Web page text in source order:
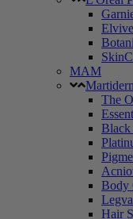
Elvive
MAM
The
Black
Body
Hair